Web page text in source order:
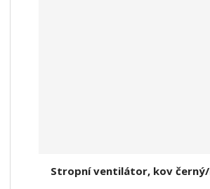
Stropní ventilátor, kov černý/